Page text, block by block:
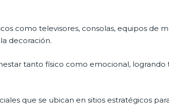
como televisores, consolas, equipos de
decoración.
tanto físico como emocional,
que se ubican en sitios estratégicos